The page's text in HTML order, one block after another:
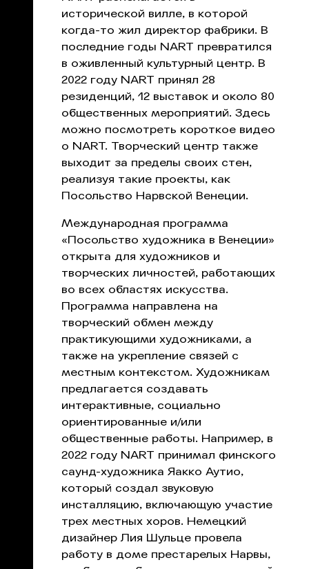
исторической вилле, в которой
когда-то жил директор фабрики. В
последние годы NART превратился
в оживленный культурный центр. В
2022 году NART принял 28
резиденций, 12 выставок и около 80
общественных мероприятий. Здесь
можно посмотреть короткое видео
о NART. Творческий центр также
выходит за пределы своих стен,
реализуя такие проекты, как
Посольство Нарвской Венеции.
Международная программа
«Посольство художника в Венеции»
открыта для художников и
творческих личностей, работающих
во всех областях искусства.
Программа направлена на
творческий обмен между
практикующими художниками, а
также на укрепление связей с
местным контекстом. Художникам
предлагается создавать
интерактивные, социально
ориентированные и/или
общественные работы. Например, в
2022 году NART принимал финского
саунд-художника Яакко Аутио,
который создал звуковую
инсталляцию, включающую участие
трех местных хоров. Немецкий
дизайнер Лия Шульце провела
работу в доме престарелых Нарвы,